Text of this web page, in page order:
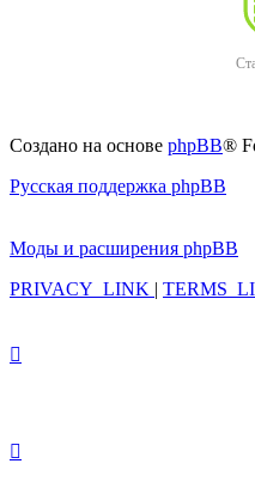
Создано на основе phpBB®
Русская поддержка phpBB
Моды и расширения phpBB
PRIVACY_LINK |